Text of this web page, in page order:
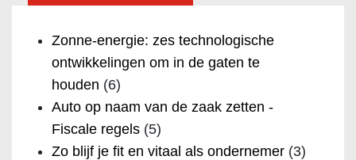
Zonne-energie: zes technologische
ontwikkelingen om in de gaten te
houden (6)
Auto op naam van de zaak zetten -
Fiscale regels (5)
Zo blijf je fit en vitaal als ondernemer (3)